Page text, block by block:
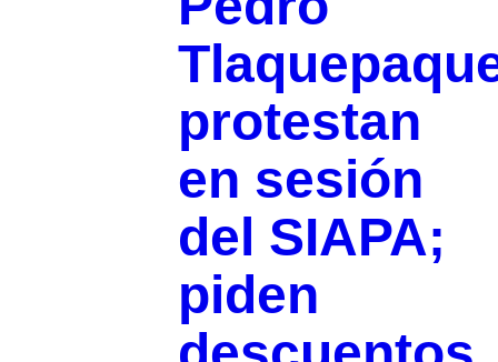
protestan
en sesión
del SIAPA;
piden